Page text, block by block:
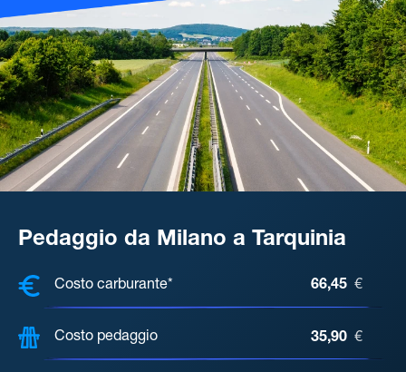
Pedaggio da Milano a Tarquinia
COSTI, DISTANZA, TEMPO DI
Costo carburante* 66,45 €
Costo pedaggio 35,90 €